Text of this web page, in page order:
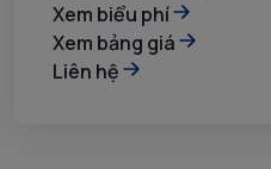
Xem biểu phí
Xem bảng giá
Liên hệ